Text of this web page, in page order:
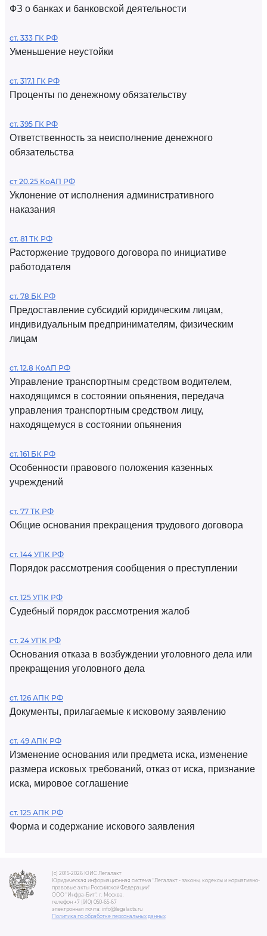
ФЗ о банках и банковской деятельности
ст. 333 ГК РФ
Уменьшение неустойки
ст. 317.1 ГК РФ
Проценты по денежному обязательству
ст. 395 ГК РФ
Ответственность за неисполнение денежного
обязательства
ст 20.25 КоАП РФ
Уклонение от исполнения административного
наказания
ст. 81 ТК РФ
Расторжение трудового договора по инициативе
работодателя
ст. 78 БК РФ
Предоставление субсидий юридическим лицам,
индивидуальным предпринимателям, физическим
лицам
ст. 12.8 КоАП РФ
Управление транспортным средством водителем,
находящимся в состоянии опьянения, передача
управления транспортным средством лицу,
находящемуся в состоянии опьянения
ст. 161 БК РФ
Особенности правового положения казенных
учреждений
ст. 77 ТК РФ
Общие основания прекращения трудового договора
ст. 144 УПК РФ
Порядок рассмотрения сообщения о преступлении
ст. 125 УПК РФ
Судебный порядок рассмотрения жалоб
ст. 24 УПК РФ
Основания отказа в возбуждении уголовного дела или
прекращения уголовного дела
ст. 126 АПК РФ
Документы, прилагаемые к исковому заявлению
ст. 49 АПК РФ
Изменение основания или предмета иска, изменение
размера исковых требований, отказ от иска, признание
иска, мировое соглашение
ст. 125 АПК РФ
Форма и содержание искового заявления
(c) 2015-2026 ЮИС Легалакт
Юридическая информационная система "Легалакт - законы, кодексы и нормативно-
правовые акты Российской Федерации"
ООО "Инфра-Бит", г. Москва.
телефон +7 (910) 050-65-67
электронная почта: info@legalacts.ru
Политика по обработке персональных данных